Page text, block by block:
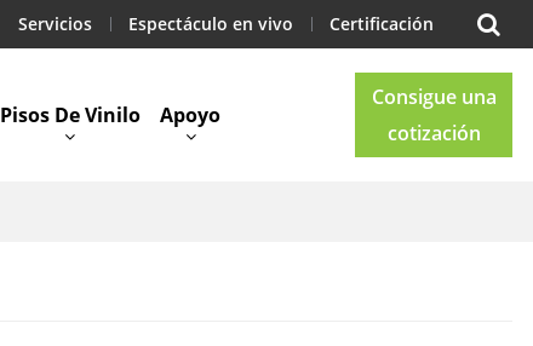
Servicios Espectáculo en vivo Certificación
Pisos De Vinilo Apoyo
Consigue una
cotización